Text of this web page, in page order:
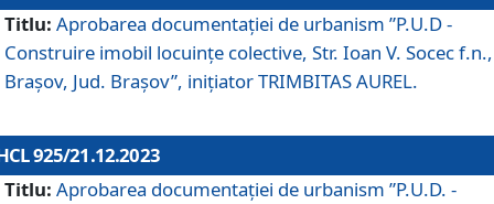
Titlu: Aprobarea documentaţiei de urbanism ”P.U.D -
Construire imobil locuințe colective, Str. Ioan V. Socec f.n.,
Brașov, Jud. Brașov”, inițiator TRIMBITAS AUREL.
925/21.12.2023
Titlu: Aprobarea documentaţiei de urbanism ”P.U.D. -